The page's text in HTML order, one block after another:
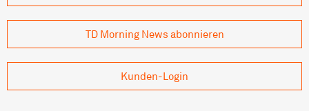
TD Morning News abonnieren
Kunden-Login